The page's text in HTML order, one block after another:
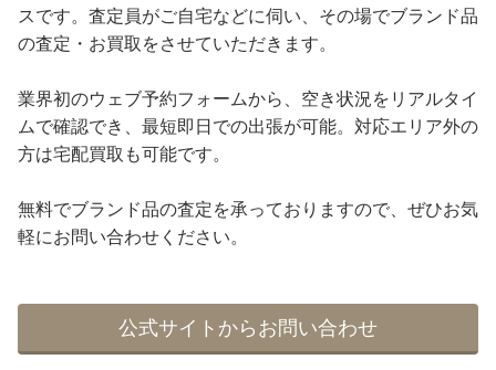
スです。査定員がご自宅などに伺い、その場でブランド品
の査定・お買取をさせていただきます。
業界初のウェブ予約フォームから、空き状況をリアルタイ
ムで確認でき、最短即日での出張が可能。対応エリア外の
方は宅配買取も可能です。
無料でブランド品の査定を承っておりますので、ぜひお気
軽にお問い合わせください。
公式サイトからお問い合わせ